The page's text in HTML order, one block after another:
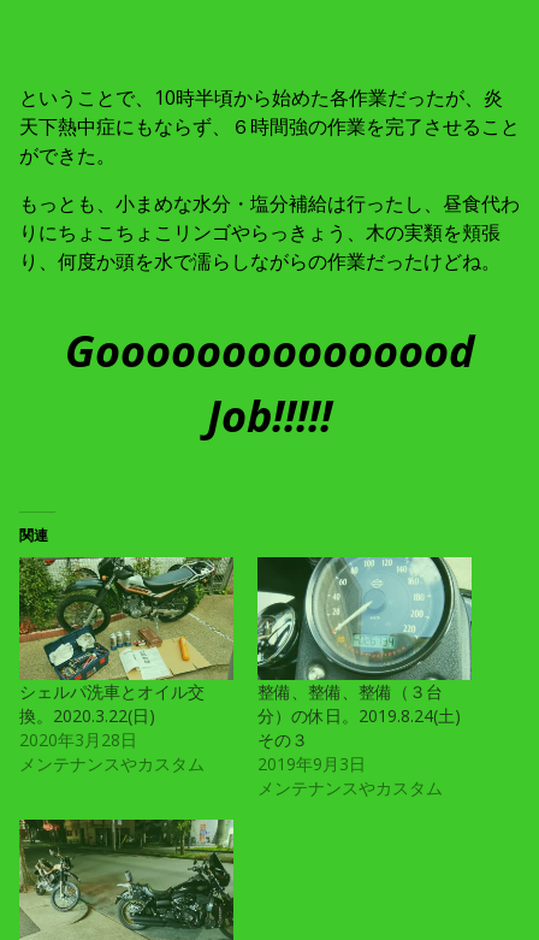
ということで、10時半頃から始めた各作業だったが、炎
天下熱中症にもならず、６時間強の作業を完了させること
ができた。
もっとも、小まめな水分・塩分補給は行ったし、昼食代わ
りにちょこちょこリンゴやらっきょう、木の実類を頬張
り、何度か頭を水で濡らしながらの作業だったけどね。
Gooooooooooooood
Job!!!!!
関連
シェルパ洗車とオイル交
換。2020.3.22(日)
2020年3月28日
メンテナンスやカスタム
整備、整備、整備（３台
分）の休日。2019.8.24(土)
その３
2019年9月3日
メンテナンスやカスタム